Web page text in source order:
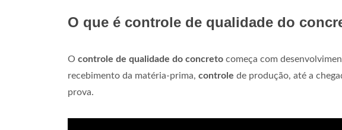
O que é controle de qualidade do
O controle de qualidade do concreto começa com
recebimento da matéria-prima, controle de produção, até a
prova.